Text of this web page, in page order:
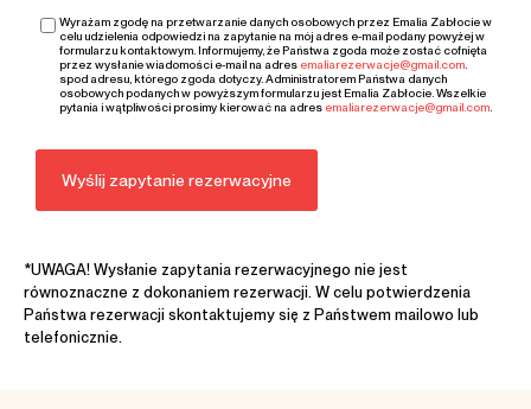
Wyrażam zgodę na przetwarzanie danych osobowych przez Emalia Zabłocie w
celu udzielenia odpowiedzi na zapytanie na mój adres e-mail podany powyżej w
formularzu kontaktowym. Informujemy, że Państwa zgoda może zostać cofnięta
przez wysłanie wiadomości e-mail na adres emaliarezerwacje@gmail.com.
spod adresu, którego zgoda dotyczy. Administratorem Państwa danych
osobowych podanych w powyższym formularzu jest Emalia Zabłocie. Wszelkie
pytania i wątpliwości prosimy kierować na adres emaliarezerwacje@gmail.com.
*UWAGA! Wysłanie zapytania rezerwacyjnego nie jest
równoznaczne z dokonaniem rezerwacji. W celu potwierdzenia
Państwa rezerwacji skontaktujemy się z Państwem mailowo lub
telefonicznie.